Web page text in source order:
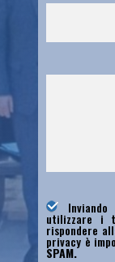
utilizzare i
rispondere
privacy è
SPAM.